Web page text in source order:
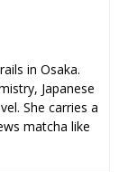
in Osaka.
Japanese
She carries a
matcha like